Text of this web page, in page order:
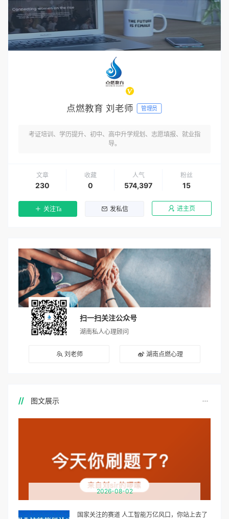
点燃教育 刘老师 管理员
考证培训、学历提升、初中、高中升学规划、志愿填报、就业指
导。
文章
230
收藏
0
人气
574,397
粉丝
15
关注Ta 发私信 进主页
扫一扫关注公众号
湖南私人心理顾问
刘老师 湖南点燃心理
图文展示
2026-08-02
国家关注的赛道 人工智能万亿风口，你站上去了